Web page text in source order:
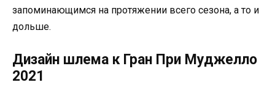
запоминающимся на протяжении всего сезона, а то и
дольше.
Дизайн шлема к Гран При Муджелло
2021